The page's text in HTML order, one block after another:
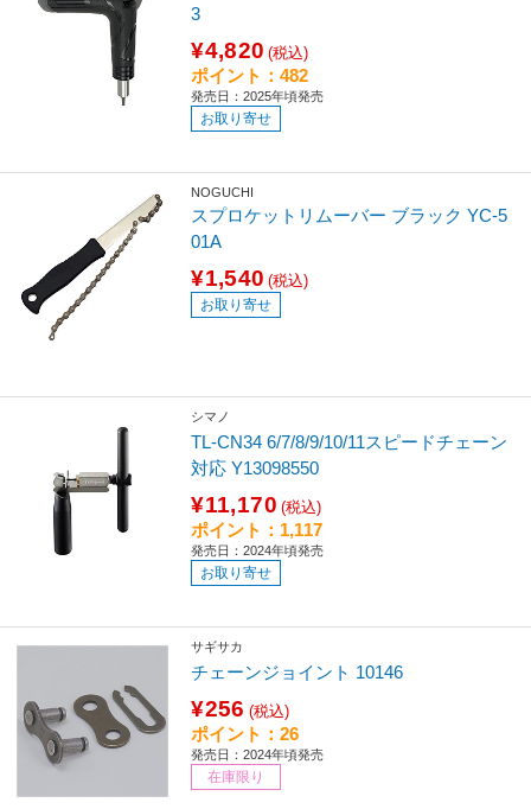
3
¥4,820 (税込)
ポイント：482
発売日：2025年頃発売
お取り寄せ
NOGUCHI
スプロケットリムーバー ブラック YC-5
01A
¥1,540 (税込)
お取り寄せ
シマノ
TL-CN34 6/7/8/9/10/11スピードチェーン
対応 Y13098550
¥11,170 (税込)
ポイント：1,117
発売日：2024年頃発売
お取り寄せ
サギサカ
チェーンジョイント 10146
¥256 (税込)
ポイント：26
発売日：2024年頃発売
在庫限り